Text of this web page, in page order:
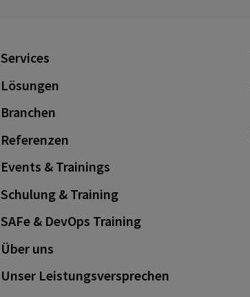
Services
Lösungen
Branchen
Referenzen
Events & Trainings
Schulung & Training
SAFe & DevOps Training
Über uns
Unser Leistungsversprechen